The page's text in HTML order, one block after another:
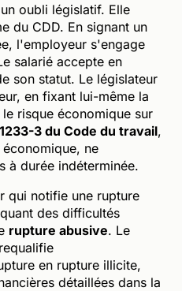
oubli législatif. Elle
du CDD. En signant un
l'employeur s'engage
salarié accepte en
son statut. Le législateur
en fixant lui-même la
risque économique sur
3 du Code du travail,
ne
à durée indéterminée.
qui notifie une rupture
des difficultés
rupture abusive. Le
en rupture illicite,
détaillées dans la